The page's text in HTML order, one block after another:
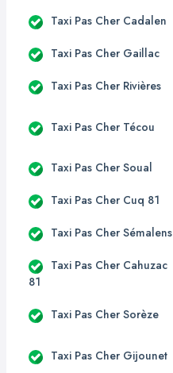
Taxi Pas Cher Cadalen
Taxi Pas Cher Gaillac
Taxi Pas Cher Rivières
Taxi Pas Cher Técou
Taxi Pas Cher Soual
Taxi Pas Cher Cuq 81
Taxi Pas Cher Sémalens
Taxi Pas Cher Cahuzac
81
Taxi Pas Cher Sorèze
Taxi Pas Cher Gijounet